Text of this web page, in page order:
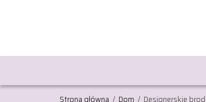
Strona główna / Dom / Designerskie